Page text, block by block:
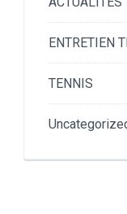
ENTRETIEN
TENNIS